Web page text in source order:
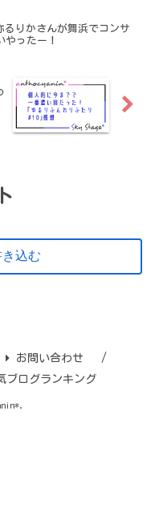
るりかさんが舞浜でコンサ
やったー！
込む
お問い合わせ
ブログランキング